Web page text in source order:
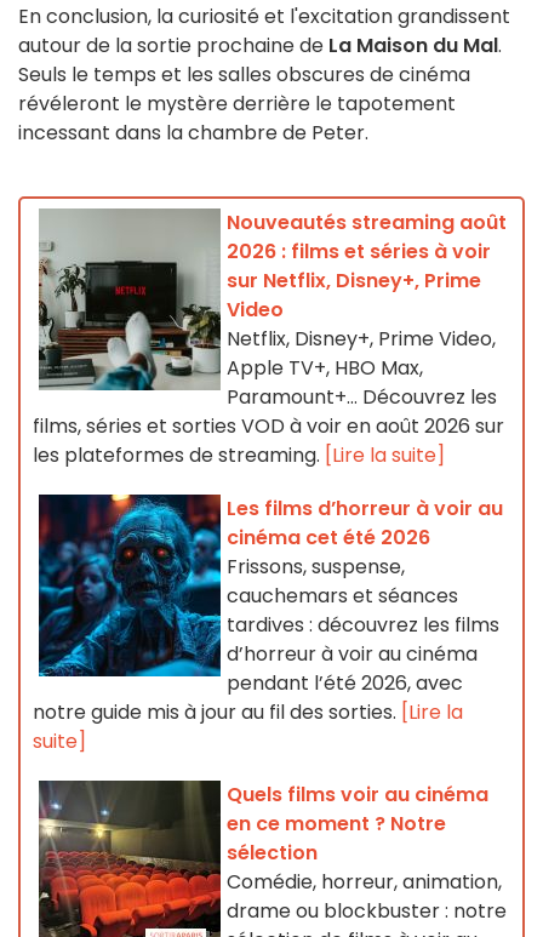
En conclusion, la curiosité et l'excitation grandissent
autour de la sortie prochaine de La Maison du Mal.
Seuls le temps et les salles obscures de cinéma
révéleront le mystère derrière le tapotement
incessant dans la chambre de Peter.
Nouveautés streaming août
2026 : films et séries à voir
sur Netflix, Disney+, Prime
Video
Netflix, Disney+, Prime Video,
Apple TV+, HBO Max,
Paramount+… Découvrez les
films, séries et sorties VOD à voir en août 2026 sur
les plateformes de streaming. [Lire la suite]
Les films d’horreur à voir au
cinéma cet été 2026
Frissons, suspense,
cauchemars et séances
tardives : découvrez les films
d’horreur à voir au cinéma
pendant l’été 2026, avec
notre guide mis à jour au fil des sorties. [Lire la
suite]
Quels films voir au cinéma
en ce moment ? Notre
sélection
Comédie, horreur, animation,
drame ou blockbuster : notre